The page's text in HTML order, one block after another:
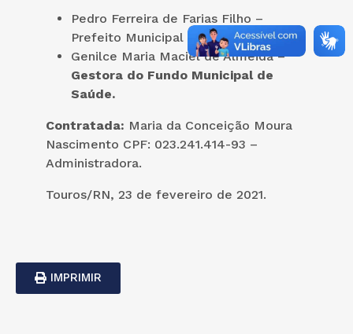
Pedro Ferreira de Farias Filho –
Prefeito Municipal
Genilce Maria Maciel de Almeida –
Gestora do Fundo Municipal de
Saúde.
Contratada: Maria da Conceição Moura
Nascimento CPF: 023.241.414-93 –
Administradora.
Touros/RN, 23 de fevereiro de 2021.
IMPRIMIR